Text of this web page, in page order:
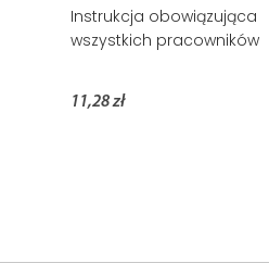
Instrukcja obowiązująca
wszystkich pracowników
11,28 zł